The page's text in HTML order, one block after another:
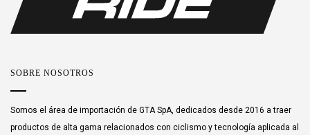
SOBRE NOSOTROS
Somos el área de importación de GTA SpA, dedicados desde 2016 a traer
productos de alta gama relacionados con ciclismo y tecnología aplicada al